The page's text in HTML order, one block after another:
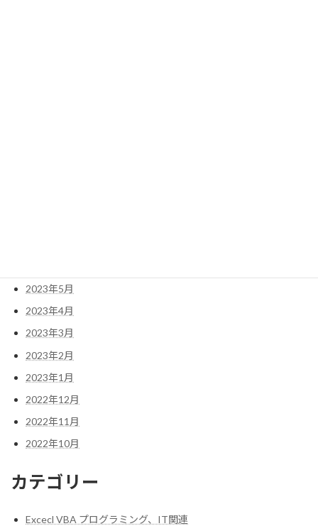
2023年5月
2023年4月
2023年3月
2023年2月
2023年1月
2022年12月
2022年11月
2022年10月
カテゴリー
Excecl VBA プログラミング、IT関連